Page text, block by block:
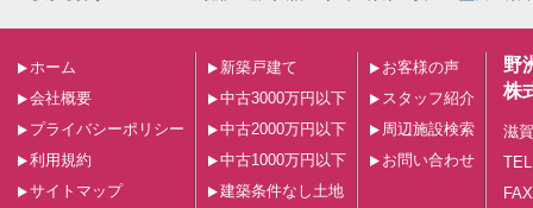
ホーム
会社概要
プライバシーポリシー
利用規約
サイトマップ
新築戸建て
中古3000万円以下
中古2000万円以下
中古1000万円以下
建築条件なし土地
お客様の声
スタッフ紹介
周辺施設検索
お問い合わせ
野
株
滋